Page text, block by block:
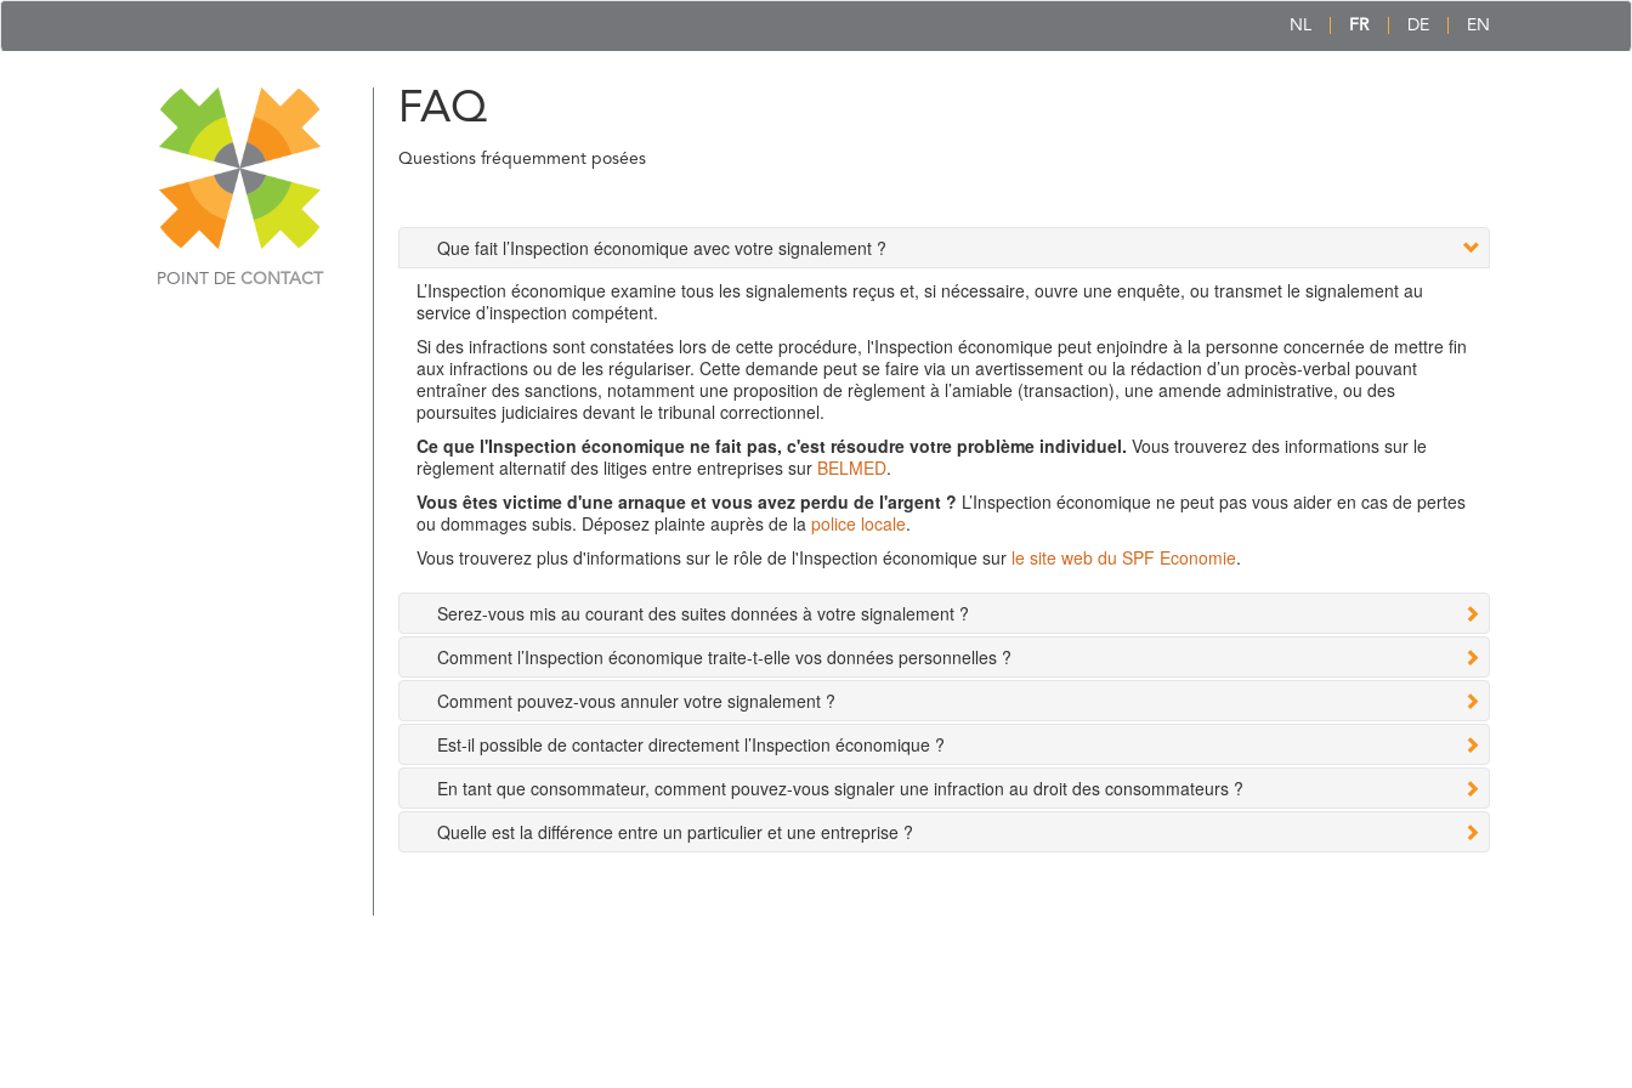
NL FR DE EN
POINT DE CONTACT
FAQ
Questions fréquemment posées
Que fait l’Inspection économique avec votre signalement ?
L’Inspection économique examine tous les signalements reçus et, si nécessaire, ouvre une enquête, ou transmet le signalement au
service d’inspection compétent.
Si des infractions sont constatées lors de cette procédure, l'Inspection économique peut enjoindre à la personne concernée de mettre fin
aux infractions ou de les régulariser. Cette demande peut se faire via un avertissement ou la rédaction d’un procès-verbal pouvant
entraîner des sanctions, notamment une proposition de règlement à l’amiable (transaction), une amende administrative, ou des
poursuites judiciaires devant le tribunal correctionnel.
Ce que l'Inspection économique ne fait pas, c'est résoudre votre problème individuel. Vous trouverez des informations sur le
règlement alternatif des litiges entre entreprises sur BELMED.
Vous êtes victime d'une arnaque et vous avez perdu de l'argent ? L’Inspection économique ne peut pas vous aider en cas de pertes
ou dommages subis. Déposez plainte auprès de la police locale.
Vous trouverez plus d'informations sur le rôle de l'Inspection économique sur le site web du SPF Economie.
Serez-vous mis au courant des suites données à votre signalement ?
Comment l’Inspection économique traite-t-elle vos données personnelles ?
Comment pouvez-vous annuler votre signalement ?
Est-il possible de contacter directement l’Inspection économique ?
En tant que consommateur, comment pouvez-vous signaler une infraction au droit des consommateurs ?
Quelle est la différence entre un particulier et une entreprise ?